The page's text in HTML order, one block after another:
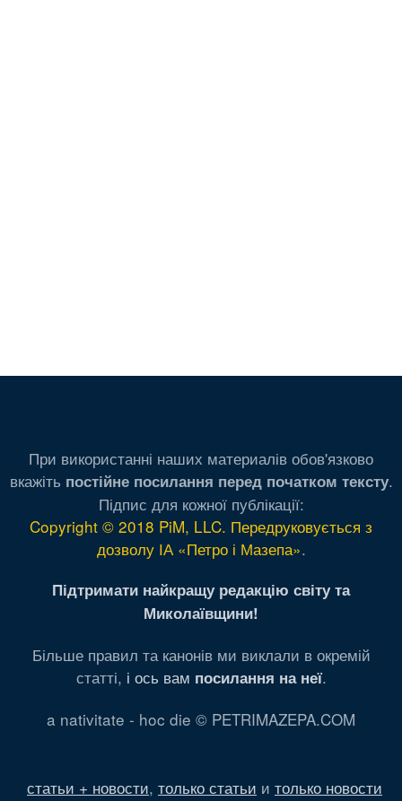
При використанні наших материалів обов'язково
вкажіть постійне посилання перед початком тексту.
Підпис для кожної публікації:
Copyright © 2018 PiM, LLC. Передруковується з
дозволу ІА «Петро і Мазепа».
Підтримати найкращу редакцію світу та
Миколаївщини!
Більше правил та канонів ми виклали в окремій
статті, і ось вам посилання на неї.
a nativitate - hoc die © PETRIMAZEPA.COM
статьи + новости, только статьи и только новости